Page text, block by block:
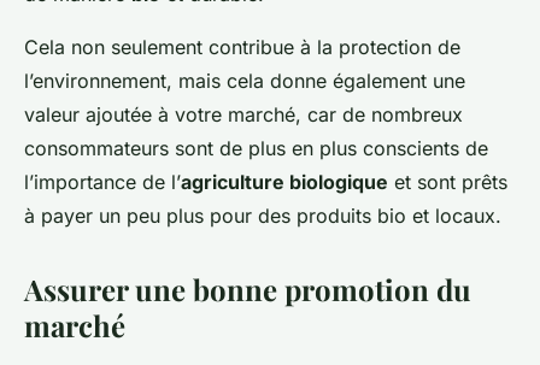
Cela non seulement contribue à la protection de
l’environnement, mais cela donne également une
valeur ajoutée à votre marché, car de nombreux
consommateurs sont de plus en plus conscients de
l’importance de l’agriculture biologique et sont prêts
à payer un peu plus pour des produits bio et locaux.
Assurer une bonne promotion du
marché